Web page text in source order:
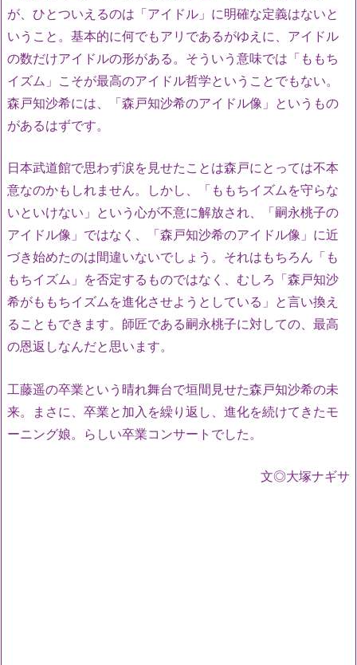
が、ひとついえるのは「アイドル」に明確な定義はないと
いうこと。基本的に何でもアリであるがゆえに、アイドル
の数だけアイドルの形がある。そういう意味では「ももち
イズム」こそが最高のアイドル哲学ということでもない。
森戸知沙希には、「森戸知沙希のアイドル像」というもの
があるはずです。
日本武道館で思わず涙を見せたことは森戸にとっては不本
意なのかもしれません。しかし、「ももちイズムを守らな
いといけない」という心が不意に解放され、「嗣永桃子の
アイドル像」ではなく、「森戸知沙希のアイドル像」に近
づき始めたのは間違いないでしょう。それはもちろん「も
もちイズム」を否定するものではなく、むしろ「森戸知沙
希がももちイズムを進化させようとしている」と言い換え
ることもできます。師匠である嗣永桃子に対しての、最高
の恩返しなんだと思います。
工藤遥の卒業という晴れ舞台で垣間見せた森戸知沙希の未
来。まさに、卒業と加入を繰り返し、進化を続けてきたモ
ーニング娘。らしい卒業コンサートでした。
文◎大塚ナギサ